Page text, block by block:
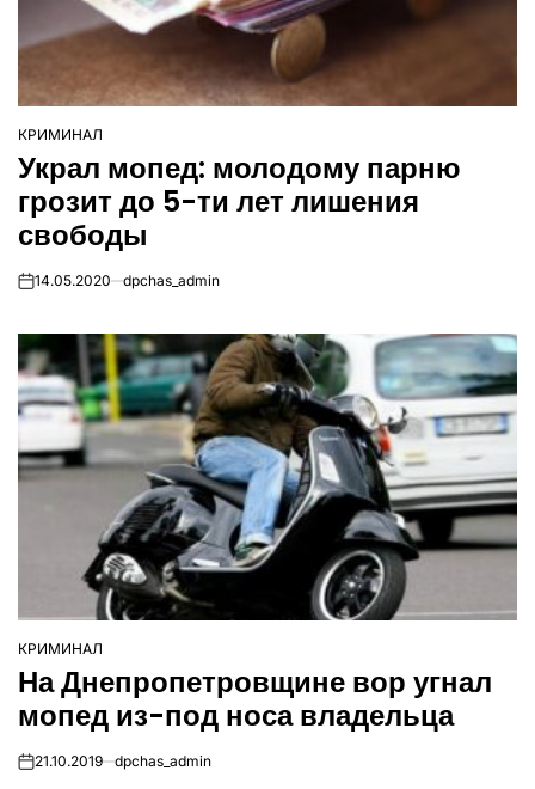
ОПУБЛІКУВАТИ
У
КРИМИНАЛ
Украл мопед: молодому парню
грозит до 5-ти лет лишения
свободы
on14.05.2020 dpchas_admin
ОПУБЛІКУВАТИ
У
КРИМИНАЛ
На Днепропетровщине вор угнал
мопед из-под носа владельца
on21.10.2019 dpchas_admin